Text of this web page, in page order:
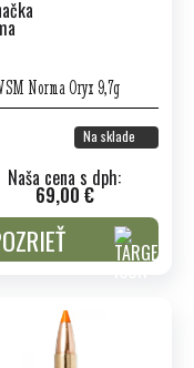
Norma Oryx 9,7g
Na sklade
Naša cena s dph:
69,00 €